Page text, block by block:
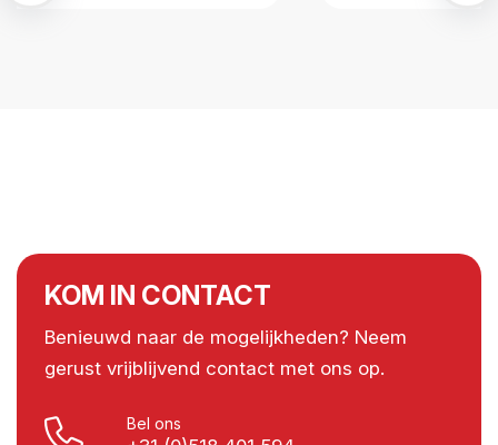
KOM IN CONTACT
Benieuwd naar de mogelijkheden? Neem
gerust vrijblijvend contact met ons op.
Bel ons